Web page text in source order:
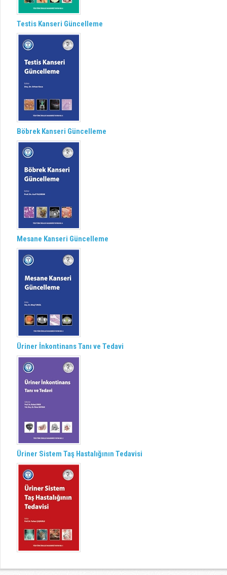
Testis Kanseri Güncelleme
Böbrek Kanseri Güncelleme
Mesane Kanseri Güncelleme
Üriner İnkontinans Tanı ve Tedavi
Üriner Sistem Taş Hastalığının Tedavisi